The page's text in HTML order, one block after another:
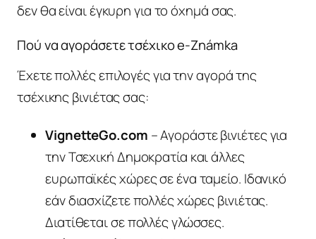
δεν θα είναι έγκυρη για το όχημά σας.
Πού να αγοράσετε τσέχικο e-Známka
Έχετε πολλές επιλογές για την αγορά της
τσέχικης βινιέτας σας:
VignetteGo.com – Αγοράστε βινιέτες για
την Τσεχική Δημοκρατία και άλλες
ευρωπαϊκές χώρες σε ένα ταμείο. Ιδανικό
εάν διασχίζετε πολλές χώρες βινιέτας.
Διατίθεται σε πολλές γλώσσες.